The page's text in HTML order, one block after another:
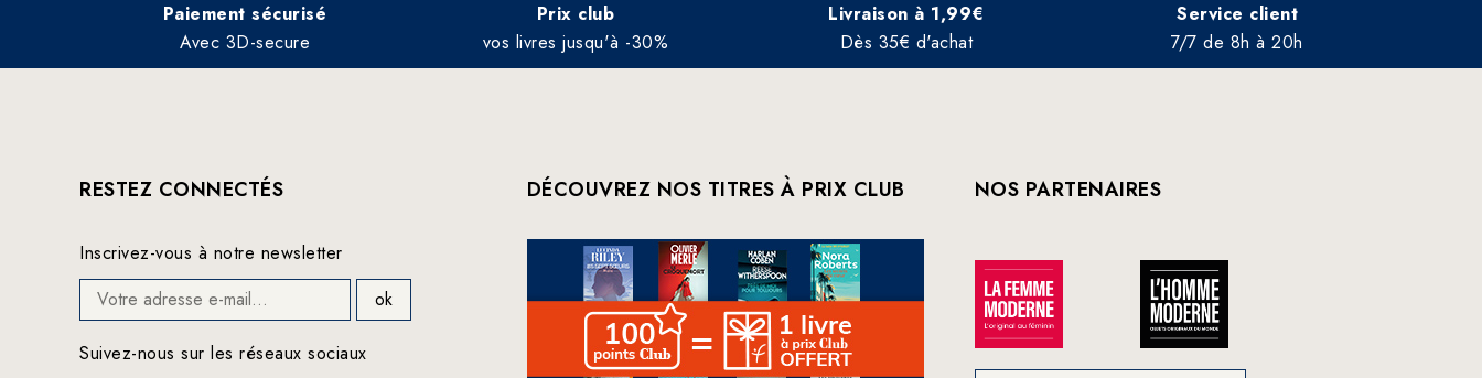
Paiement sécurisé
Avec 3D-secure
Prix club
vos livres jusqu'à -30%
Livraison à 1,99€
Dès 35€ d'achat
Service client
7/7 de 8h à 20h
RESTEZ CONNECTÉS
Inscrivez-vous à notre newsletter
Suivez-nous sur les réseaux sociaux
DÉCOUVREZ NOS TITRES À PRIX CLUB NOS PARTENAIRES